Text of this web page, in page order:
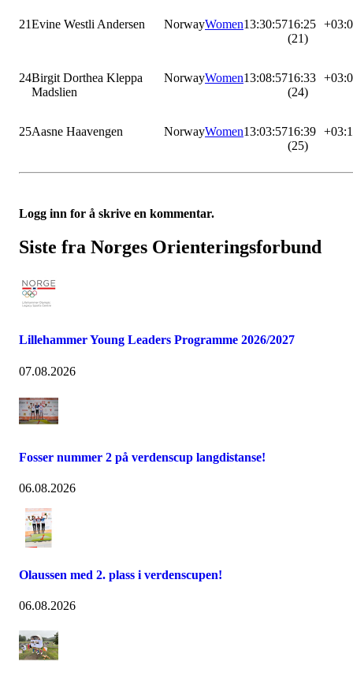
21Evine Westli Andersen NorwayWomen13:30:5716:25
(21)
24Birgit Dorthea Kleppa
Madslien
NorwayWomen13:08:5716:33
(24)
25Aasne Haavengen NorwayWomen13:03:5716:39
(25)
Logg inn for å skrive en kommentar.
Siste fra Norges Orienteringsforbund
Lillehammer Young Leaders Programme 2026/2027
07.08.2026
Fosser nummer 2 på verdenscup langdistanse!
06.08.2026
Olaussen med 2. plass i verdenscupen!
06.08.2026